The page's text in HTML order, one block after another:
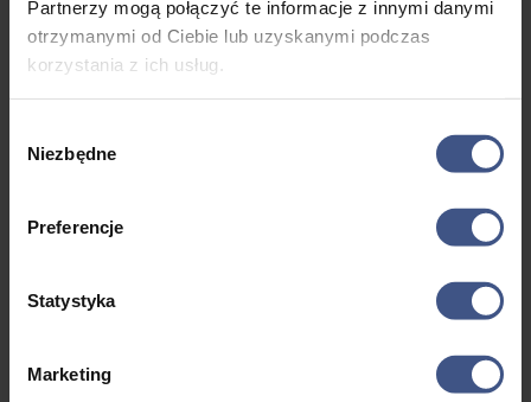
Partnerzy mogą połączyć te informacje z innymi danymi
otrzymanymi od Ciebie lub uzyskanymi podczas
korzystania z ich usług.
zgody
Niezbędne
Preferencje
Statystyka
Marketing
Galeria